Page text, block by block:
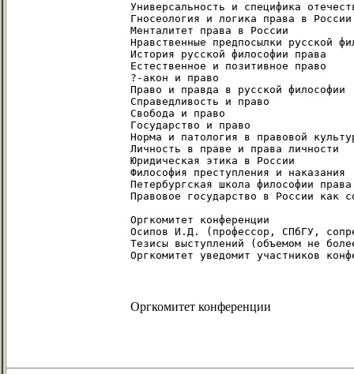
Универсальность и специфика
Гносеология и логика права в России
Менталитет права в России
Нравственные предпосылки русской
История русской философии права
Естественное и позитивное право
?-акон и право
Право и правда в русской философии
Справедливость и право
Свобода и право
Государство и право
Норма и патология в правовой
Личность в праве и права личности
Юридическая этика в России
Философия преступления и наказания
Петербургская школа философии права
Правовое государство в России как
Оргкомитет конференции
Осипов И.Д. (профессор, СПбГУ,
Тезисы выступлений (объемом не
Оргкомитет конференции